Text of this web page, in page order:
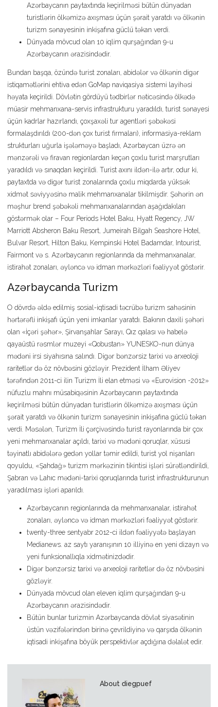
Azərbaycanın paytaxtında keçirilməsi bütün dünyadan
turistlərin ölkəmizə axışması üçün şərait yaratdı və ölkənin
turizm sənayesinin inkişafına güclü təkan verdi.
Dünyada mövcud olan 10 iqlim qurşağından 9-u
Azərbaycanın ərazisindədir.
Bundan başqa, özündə turist zonaları, abidələr və ölkənin digər
istiqamətlərini ehtiva edən GoMap naviqasiya sistemi layihəsi
həyata keçirildi. Dövlətin gördüyü tədbirlər nəticəsində ölkədə
müasir mehmanxana-servis infrastrukturu yaradıldı, turist sənayesi
üçün kadrlar hazırlandı, çoxşaxəli tur agentləri şəbəkəsi
formalaşdırıldı (200-dən çox turist firmaları), informasiya-reklam
strukturları uğurla işələməyə başladı, Azərbaycan üzrə ən
mənzərəli və firavan regionlardan keçən çoxlu turist marşrutları
yaradıldı və sınaqdan keçirildi. Turist axını ildən-ilə artır, odur ki,
paytaxtda və digər turist zonalarında çoxlu miqdarda yüksək
xidmət səviyyəsinə malik mehmanxanalar tikilmişdir. Şəhərin ən
məşhur brend şəbəkəli mehmanxanalarından aşağıdakıları
göstərmək olar – Four Periods Hotel Baku, Hyatt Regency, JW
Marriott Absheron Baku Resort, Jumeirah Bilgah Seashore Hotel,
Bulvar Resort, Hilton Baku, Kempinski Hotel Badamdar, Intourist,
Fairmont və s. Azərbaycanın regionlarında da mehmanxanalar,
istirahət zonaları, əyləncə və idman mərkəzləri fəaliyyət göstərir.
Azərbaycanda Turizm
O dövrdə əldə edilmiş sosial-iqtisadi təcrübə turizm sahəsinin
hərtərəfli inkişafı üçün yeni imkanlar yaratdı. Bakının daxili şəhəri
olan «İçəri şəhər», Şirvanşahlar Sarayı, Qız qalası və habelə
qayaüstü rəsmlər muzeyi «Qobustan» YUNESKO-nun dünya
mədəni irsi siyahısına salındı. Digər bənzərsiz tarixi və arxeoloji
raritetlər də öz növbəsini gözləyir. Prezident İlham Əliyev
tərəfindən 2011-ci ilin Turizm İli elan etməsi və «Eurovision -2012»
nüfuzlu mahnı müsabiqəsinin Azərbaycanın paytaxtında
keçirilməsi bütün dünyadan turistlərin ölkəmizə axışması üçün
şərait yaratdı və ölkənin turizm sənayesinin inkişafına güclü təkan
verdi. Məsələn, Turizm İli çərçivəsində turist rayonlarında bir çox
yeni mehmanxanalar açıldı, tarixi və mədəni qoruqlar, xüsusi
təyinatlı abidələrə gedən yollar təmir edildi, turist yol nişanları
qoyuldu, «Şahdağ» turizm mərkəzinin tikintisi işləri sürətləndirildi,
Şabran və Lahıc mədəni-tarixi qoruqlarında turist infrastrukturunun
yaradılması işləri aparıldı.
Azərbaycanın regionlarında da mehmanxanalar, istirahət
zonaları, əyləncə və idman mərkəzləri fəaliyyət göstərir.
twenty-three sentyabr 2012-ci ildən fəaliyyətə başlayan
Medianews. az saytı yaranışının 10 illiyinə en yeni dizayn və
yeni funksionallıqla xidmətinizdədir.
Digər bənzərsiz tarixi və arxeoloji raritetlər də öz növbəsini
gözləyir.
Dünyada mövcud olan eleven iqlim qurşağından 9-u
Azərbaycanın ərazisindədir.
Bütün bunlar turizmin Azərbaycanda dövlət siyasətinin
üstün vəzifələrindən birinə çevrildiyinə və qarşıda ölkənin
iqtisadi inkişafına böyük perspektivlər açdığına dəlalət edir.
About diegpuef